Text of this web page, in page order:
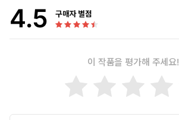
4.5 구매자 별점
이 작품을 평가해 주세요!